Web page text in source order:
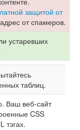
защитой от
от спамеров.
устаревших
таблиц.
Ваш веб-сайт
CSS
тэгах.